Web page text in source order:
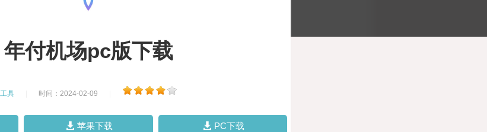
年付机场pc版下载
工具 时间：2024-02-09
苹果下载 PC下载